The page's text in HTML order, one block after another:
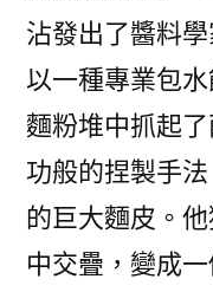
沾發出了醬料
以一種專業包
麵粉堆中抓起
功般的捏製手
的巨大麵皮。
中交疊，變成